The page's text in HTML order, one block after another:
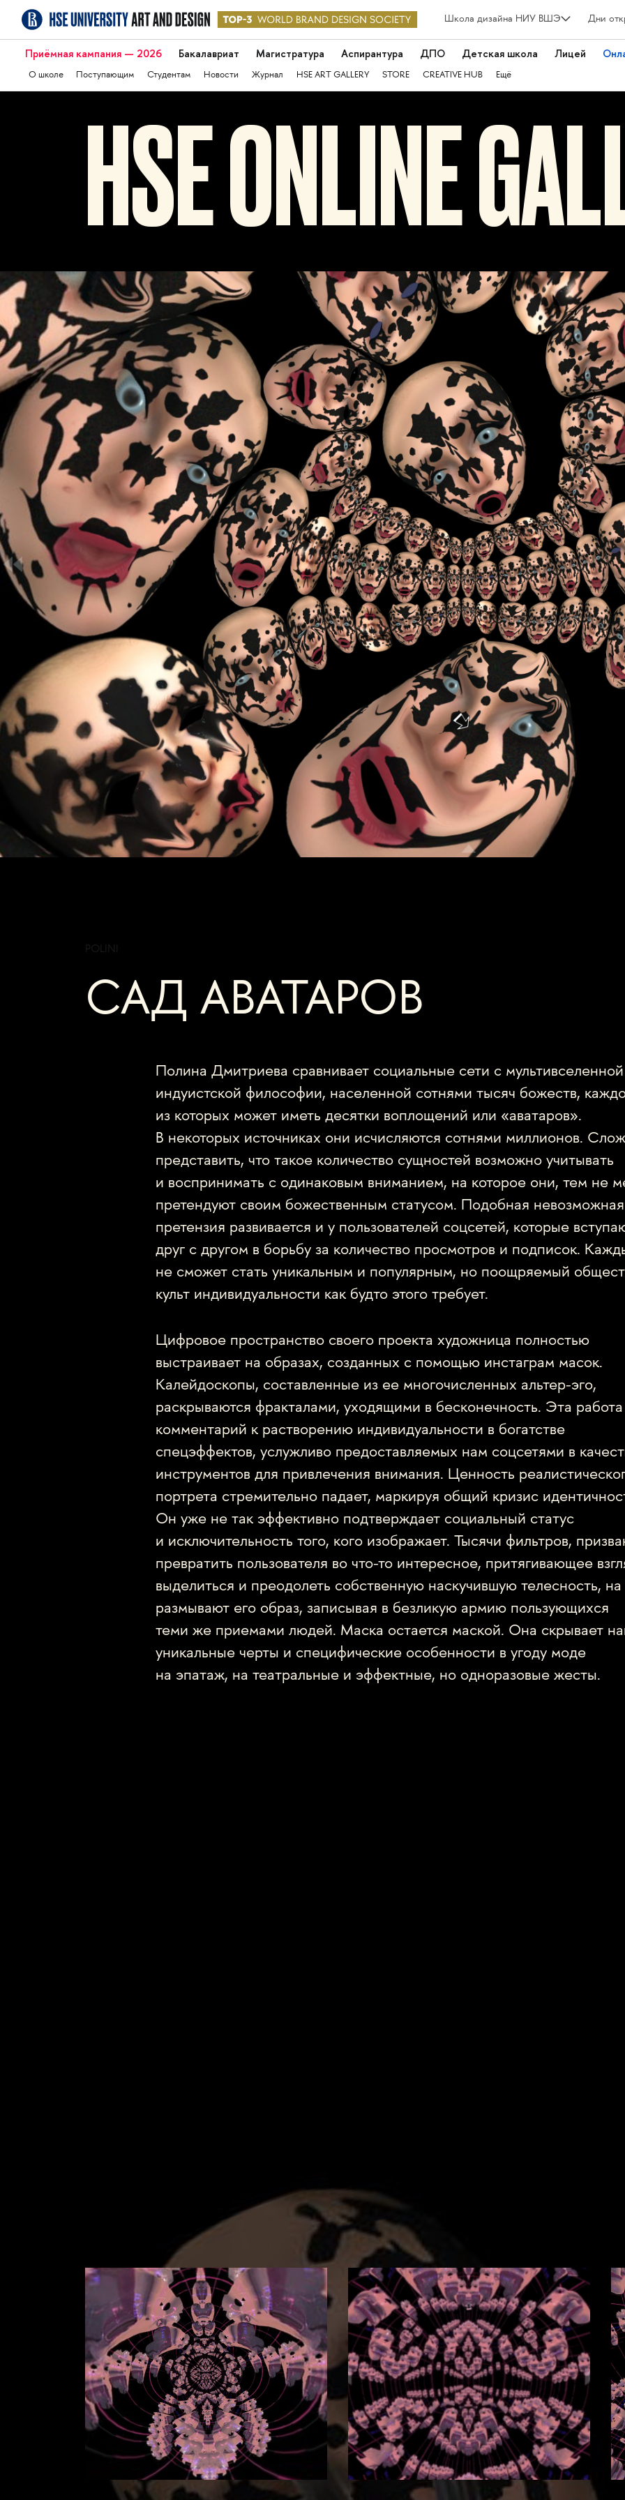
Школа дизайна НИУ ВШЭ Дни
Приёмная кампания — 2026 Бакалавриат Магистратура Аспирантура ДПО Детская школа Лицей
О школе Поступающим Студентам Новости Журнал HSE ART GALLERY STORE CREATIVE HUB Ещё
HSE ONLINE
POLINI
САД АВАТАРОВ
Полина Дмитриева сравнивает социальные сети с мультивселенной
индуистской философии, населенной сотнями тысяч божеств,
из которых может иметь десятки воплощений или «аватаров».
В некоторых источниках они исчисляются сотнями миллионов.
представить, что такое количество сущностей возможно учитывать
и воспринимать с одинаковым вниманием, на которое они, тем не
претендуют своим божественным статусом. Подобная невозможная
претензия развивается и у пользователей соцсетей, которые
друг с другом в борьбу за количество просмотров и подписок.
не сможет стать уникальным и популярным, но поощряемый
культ индивидуальности как будто этого требует.
Цифровое пространство своего проекта художница полностью
выстраивает на образах, созданных с помощью инстаграм масок.
Калейдоскопы, составленные из ее многочисленных альтер-эго,
раскрываются фракталами, уходящими в бесконечность. Эта
комментарий к растворению индивидуальности в богатстве
спецэффектов, услужливо предоставляемых нам соцсетями в
инструментов для привлечения внимания. Ценность
портрета стремительно падает, маркируя общий кризис
Он уже не так эффективно подтверждает социальный статус
и исключительность того, кого изображает. Тысячи фильтров,
превратить пользователя во что-то интересное, притягивающее
выделиться и преодолеть собственную наскучившую телесность,
размывают его образ, записывая в безликую армию пользующихся
теми же приемами людей. Маска остается маской. Она скрывает
уникальные черты и специфические особенности в угоду моде
на эпатаж, на театральные и эффектные, но одноразовые жесты.